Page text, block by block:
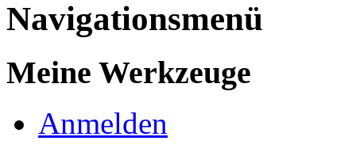
Navigationsmenü
Meine Werkzeuge
Anmelden